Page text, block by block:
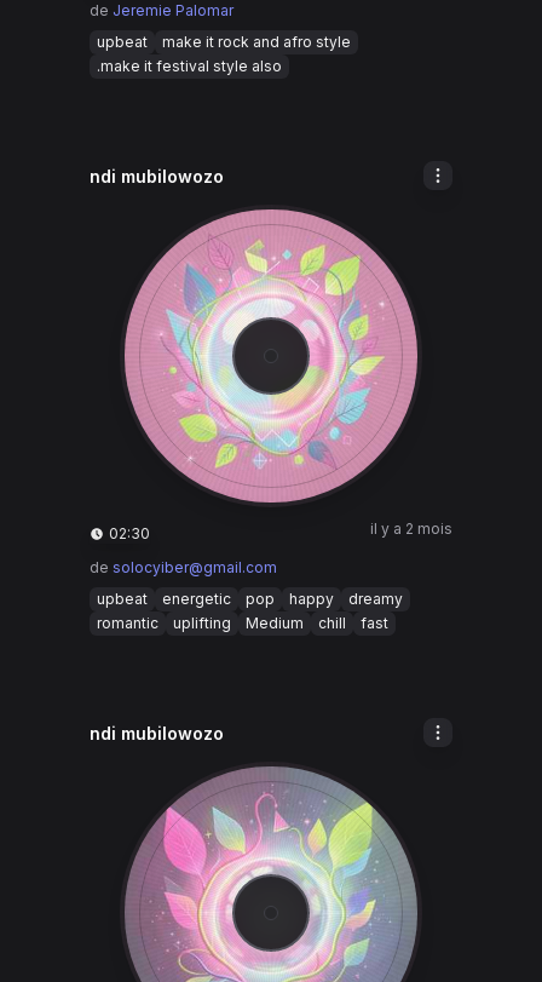
de Jeremie Palomar
upbeat
make it rock and afro style
.make it festival style also
ndi mubilowozo
02:30 il y a 2 mois
de solocyiber@gmail.com
upbeat
energetic pop happy
dreamy
romantic
uplifting Medium chill fast
ndi mubilowozo